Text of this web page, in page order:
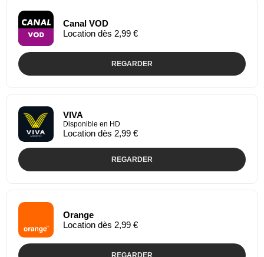
Canal VOD
Location dès 2,99 €
REGARDER
VIVA
Disponible en HD
Location dès 2,99 €
REGARDER
Orange
Location dès 2,99 €
REGARDER